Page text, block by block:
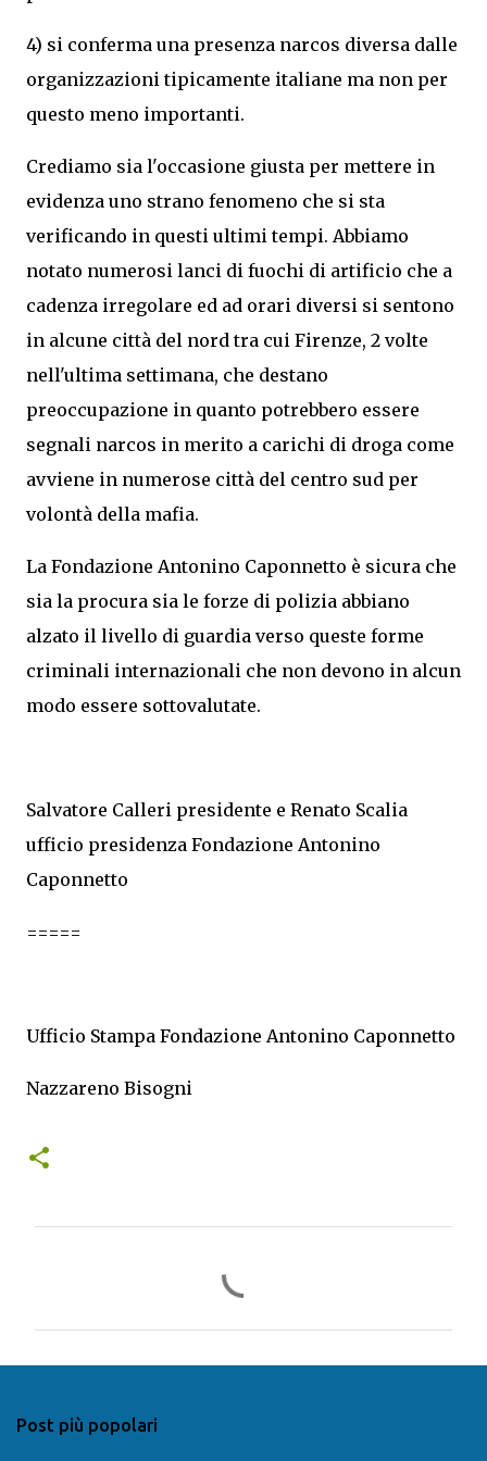
4) si conferma una presenza narcos diversa dalle
organizzazioni tipicamente italiane ma non per
questo meno importanti.
Crediamo sia l'occasione giusta per mettere in
evidenza uno strano fenomeno che si sta
verificando in questi ultimi tempi. Abbiamo
notato numerosi lanci di fuochi di artificio che a
cadenza irregolare ed ad orari diversi si sentono
in alcune città del nord tra cui Firenze, 2 volte
nell'ultima settimana, che destano
preoccupazione in quanto potrebbero essere
segnali narcos in merito a carichi di droga come
avviene in numerose città del centro sud per
volontà della mafia.
La Fondazione Antonino Caponnetto è sicura che
sia la procura sia le forze di polizia abbiano
alzato il livello di guardia verso queste forme
criminali internazionali che non devono in alcun
modo essere sottovalutate.
Salvatore Calleri presidente e Renato Scalia
ufficio presidenza Fondazione Antonino
Caponnetto
=====
Ufficio Stampa Fondazione Antonino Caponnetto
Nazzareno Bisogni
Post più popolari